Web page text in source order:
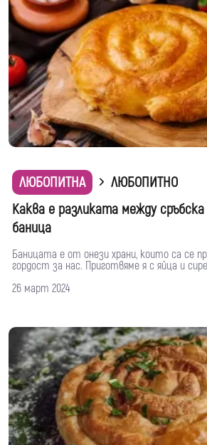
ЛЮБОПИТНА
ЛЮБОПИТНО
Каква е разликата между сръбска
баница
Баницата е от онези храни, които са се
гордост за нас. Приготвяме я с яйца и
26 март 2024